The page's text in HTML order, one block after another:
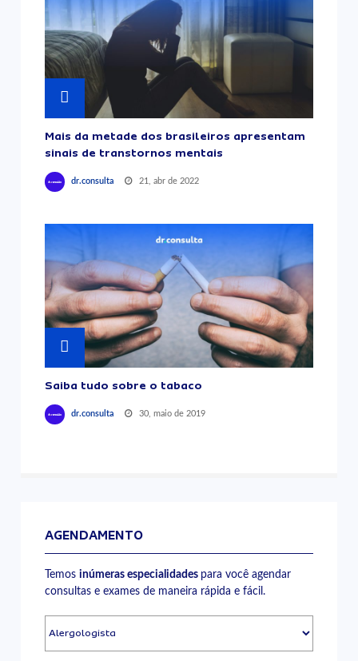
Mais da metade dos brasileiros apresentam
sinais de transtornos mentais
dr.consulta 21, abr de 2022
Saiba tudo sobre o tabaco
dr.consulta 30, maio de 2019
AGENDAMENTO
Temosinúmeras especialidades para você agendar
consultas e exames de maneira rápida e fácil.